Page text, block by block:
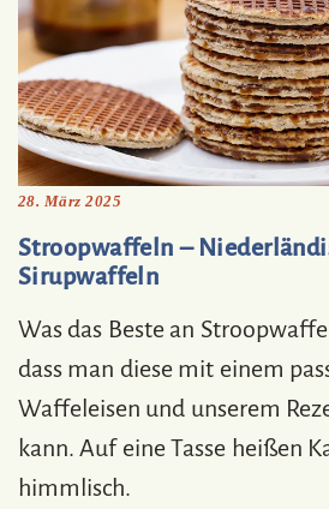
28. März 2025
Stroopwaffeln –
Sirupwaffeln
Was das Beste an
dass man diese mit einem
Waffeleisen und unserem
kann. Auf eine Tasse heißen
himmlisch.